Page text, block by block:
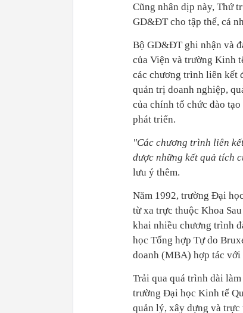
Cũng nhân dịp này, Thứ
GD&ĐT cho tập thể, cá
Bộ GD&ĐT ghi nhận và
của Viện và trường Kinh
các chương trình liên kết
quản trị doanh nghiệp,
của chính tổ chức đào
phát triển.
"Các chương trình liên
được những kết quả tích
lưu ý thêm.
Năm 1992, trường Đại
từ xa trực thuộc Khoa
khai nhiều chương trình
học Tổng hợp Tự do
doanh (MBA) hợp tác
Trải qua quá trình dài
trường Đại học Kinh tế
quản lý, xây dựng và